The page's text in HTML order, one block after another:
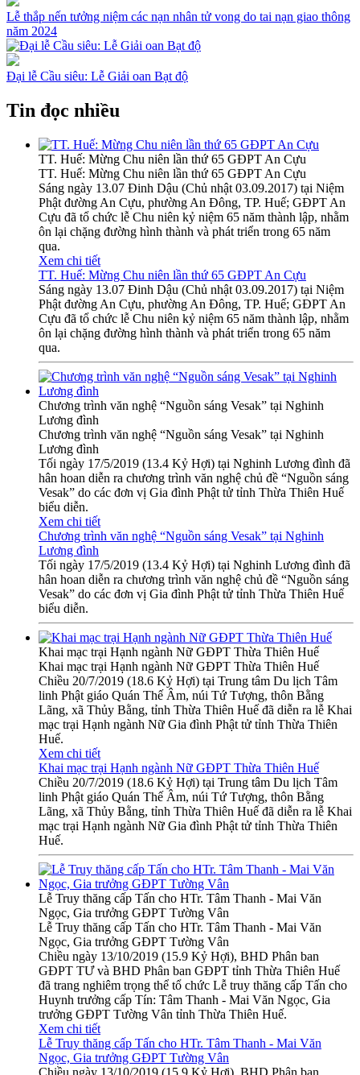
Lễ thắp nến tưởng niệm các nạn nhân tử vong do tai nạn giao thông
năm 2024
Đại lễ Cầu siêu: Lễ Giải oan Bạt độ
Tin đọc nhiều
TT. Huế: Mừng Chu niên lần thứ 65 GĐPT An Cựu
TT. Huế: Mừng Chu niên lần thứ 65 GĐPT An Cựu
Sáng ngày 13.07 Đinh Dậu (Chủ nhật 03.09.2017) tại Niệm
Phật đường An Cựu, phường An Đông, TP. Huế; GĐPT An
Cựu đã tổ chức lễ Chu niên kỷ niệm 65 năm thành lập, nhằm
ôn lại chặng đường hình thành và phát triển trong 65 năm
qua.
Xem chi tiết
TT. Huế: Mừng Chu niên lần thứ 65 GĐPT An Cựu
Sáng ngày 13.07 Đinh Dậu (Chủ nhật 03.09.2017) tại Niệm
Phật đường An Cựu, phường An Đông, TP. Huế; GĐPT An
Cựu đã tổ chức lễ Chu niên kỷ niệm 65 năm thành lập, nhằm
ôn lại chặng đường hình thành và phát triển trong 65 năm
qua.
Chương trình văn nghệ “Nguồn sáng Vesak” tại Nghinh
Lương đình
Chương trình văn nghệ “Nguồn sáng Vesak” tại Nghinh
Lương đình
Tối ngày 17/5/2019 (13.4 Kỷ Hợi) tại Nghinh Lương đình đã
hân hoan diễn ra chương trình văn nghệ chủ đề “Nguồn sáng
Vesak” do các đơn vị Gia đình Phật tử tỉnh Thừa Thiên Huế
biểu diễn.
Xem chi tiết
Chương trình văn nghệ “Nguồn sáng Vesak” tại Nghinh
Lương đình
Tối ngày 17/5/2019 (13.4 Kỷ Hợi) tại Nghinh Lương đình đã
hân hoan diễn ra chương trình văn nghệ chủ đề “Nguồn sáng
Vesak” do các đơn vị Gia đình Phật tử tỉnh Thừa Thiên Huế
biểu diễn.
Khai mạc trại Hạnh ngành Nữ GĐPT Thừa Thiên Huế
Khai mạc trại Hạnh ngành Nữ GĐPT Thừa Thiên Huế
Chiều 20/7/2019 (18.6 Kỷ Hợi) tại Trung tâm Du lịch Tâm
linh Phật giáo Quán Thế Âm, núi Tứ Tượng, thôn Bằng
Lãng, xã Thủy Bằng, tỉnh Thừa Thiên Huế đã diễn ra lễ Khai
mạc trại Hạnh ngành Nữ Gia đình Phật tử tỉnh Thừa Thiên
Huế.
Xem chi tiết
Khai mạc trại Hạnh ngành Nữ GĐPT Thừa Thiên Huế
Chiều 20/7/2019 (18.6 Kỷ Hợi) tại Trung tâm Du lịch Tâm
linh Phật giáo Quán Thế Âm, núi Tứ Tượng, thôn Bằng
Lãng, xã Thủy Bằng, tỉnh Thừa Thiên Huế đã diễn ra lễ Khai
mạc trại Hạnh ngành Nữ Gia đình Phật tử tỉnh Thừa Thiên
Huế.
Lễ Truy thăng cấp Tấn cho HTr. Tâm Thanh - Mai Văn
Ngọc, Gia trưởng GĐPT Tường Vân
Lễ Truy thăng cấp Tấn cho HTr. Tâm Thanh - Mai Văn
Ngọc, Gia trưởng GĐPT Tường Vân
Chiều ngày 13/10/2019 (15.9 Kỷ Hợi), BHD Phân ban
GĐPT TƯ và BHD Phân ban GĐPT tỉnh Thừa Thiên Huế
đã trang nghiêm trọng thể tổ chức Lễ truy thăng cấp Tấn cho
Huynh trưởng cấp Tín: Tâm Thanh - Mai Văn Ngọc, Gia
trưởng GĐPT Tường Vân tỉnh Thừa Thiên Huế.
Xem chi tiết
Lễ Truy thăng cấp Tấn cho HTr. Tâm Thanh - Mai Văn
Ngọc, Gia trưởng GĐPT Tường Vân